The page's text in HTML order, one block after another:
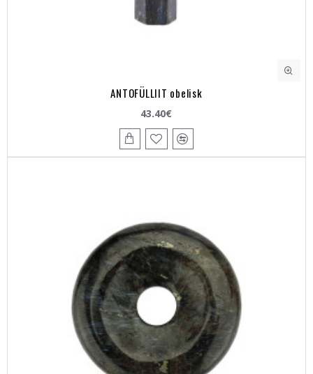
ANTOFÜLLIIT obelisk
43.40€